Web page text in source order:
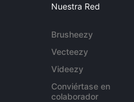
Nuestra Red
Brusheezy
Vecteezy
Videezy
Conviértase en
colaborador